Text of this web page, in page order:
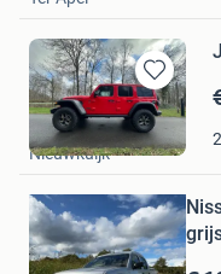
Bewaren
in
Mijn
Favorieten
van Boxtel
Nieuwkuijk
in
Mijn
Favorieten